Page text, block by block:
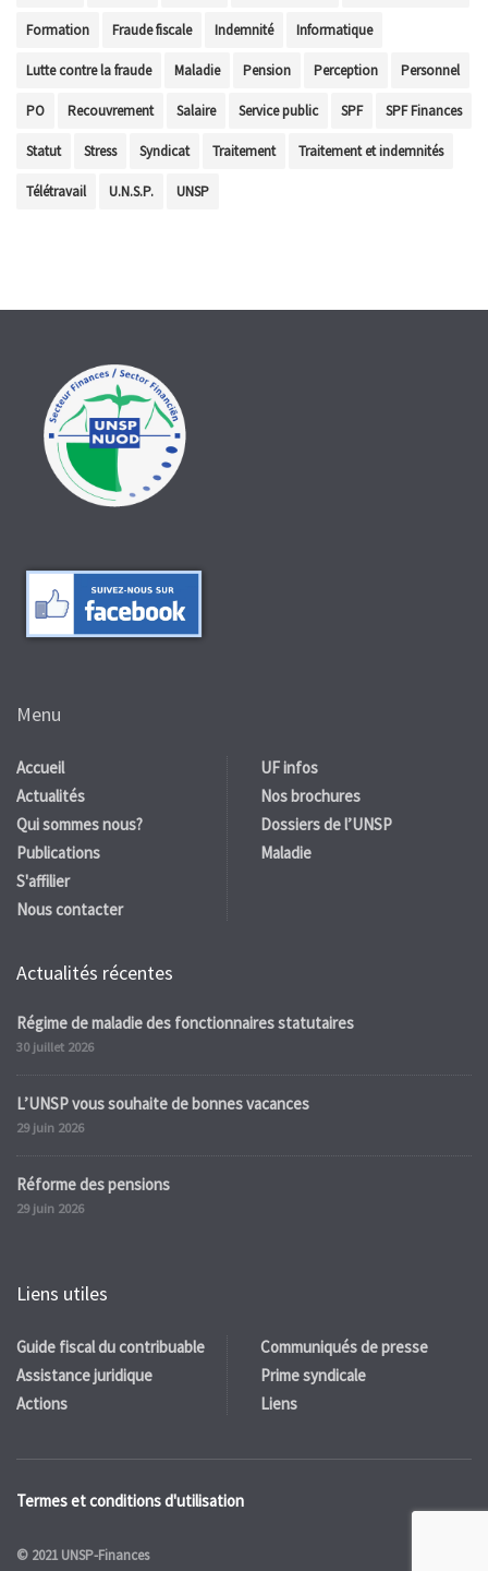
Formation Fraude fiscale Indemnité Informatique
Lutte contre la fraude Maladie Pension Perception Personnel
PO Recouvrement Salaire Service public SPF SPF Finances
Statut Stress Syndicat Traitement Traitement et indemnités
Télétravail U.N.S.P. UNSP
Menu
Accueil
Actualités
Qui sommes nous?
Publications
S'affilier
Nous contacter
UF infos
Nos brochures
Dossiers de l’UNSP
Maladie
Actualités récentes
Régime de maladie des fonctionnaires statutaires
30 juillet 2026
L’UNSP vous souhaite de bonnes vacances
29 juin 2026
Réforme des pensions
29 juin 2026
Liens utiles
Guide fiscal du contribuable
Assistance juridique
Actions
Communiqués de presse
Prime syndicale
Liens
Termes et conditions d'utilisation
© 2021 UNSP-Finances